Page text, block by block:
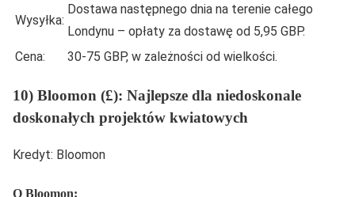
Wysyłka:
Dostawa następnego dnia na terenie całego
Londynu – opłaty za dostawę od 5,95 GBP.
Cena:
30-75 GBP, w zależności od wielkości.
10) Bloomon (£): Najlepsze dla niedoskonale
doskonałych projektów kwiatowych
Kredyt: Bloomon
O Bloomon: